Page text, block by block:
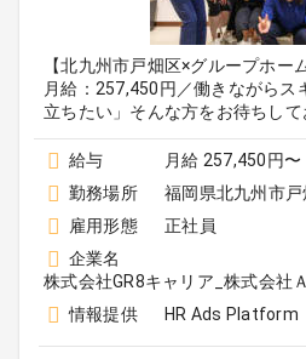
【北九州市戸畑区×グループホー
月給：257,450円／働きながらス
立ちたい」そんな方をお待ちし
給与
月給 257,450円〜
勤務場所
福岡県北九州市戸
雇用形態
正社員
企業名
株式会社GR8キャリア_株式会社
情報提供
HR Ads Platform